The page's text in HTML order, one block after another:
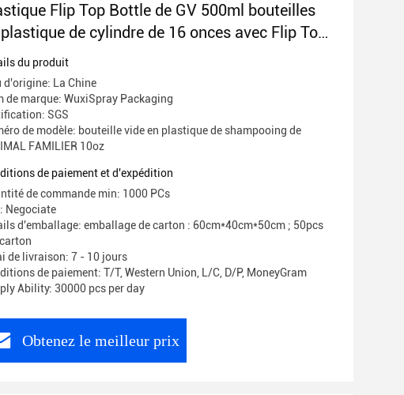
Flip Top Bottle de GV 500ml bouteilles
de cylindre de 16 onces avec Flip Top
Spout
du produit
d'origine: La Chine
de marque: WuxiSpray Packaging
SGS
de modèle: bouteille vide en plastique de shampooing de
FAMILIER 10oz
de paiement et d'expédition
de commande min: 1000 PCs
Negociate
d'emballage: emballage de carton : 60cm*40cm*50cm ; 50pcs
de livraison: 7 - 10 jours
de paiement: T/T, Western Union, L/C, D/P, MoneyGram
Ability: 30000 pcs per day
Obtenez le meilleur prix